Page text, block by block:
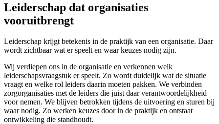
Leiderschap dat organisaties
vooruitbrengt
Leiderschap krijgt betekenis in de praktijk van een organisatie. Daar
wordt zichtbaar wat er speelt en waar keuzes nodig zijn.
Wij verdiepen ons in de organisatie en verkennen welk
leiderschapsvraagstuk er speelt. Zo wordt duidelijk wat de situatie
vraagt en welke rol leiders daarin moeten pakken. We verbinden
zorgorganisaties met de leiders die juist daar verantwoordelijkheid
voor nemen. We blijven betrokken tijdens de uitvoering en sturen bij
waar nodig. Zo werken keuzes door in de praktijk en ontstaat
ontwikkeling die standhoudt.